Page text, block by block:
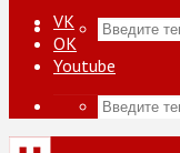
VK
ОК
Youtube